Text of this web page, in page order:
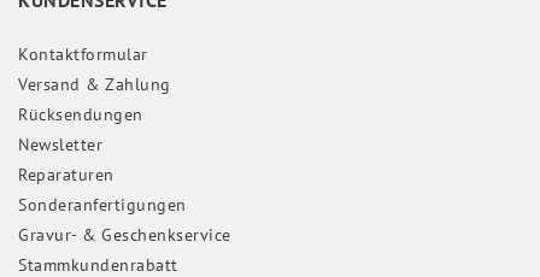
Kontaktformular
Versand & Zahlung
Rücksendungen
Newsletter
Reparaturen
Sonderanfertigungen
Gravur- & Geschenkservice
Stammkundenrabatt